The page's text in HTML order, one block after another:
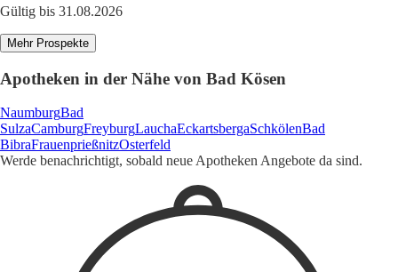
Gültig bis 31.08.2026
Mehr Prospekte
Apotheken in der Nähe von Bad Kösen
NaumburgBad
SulzaCamburgFreyburgLauchaEckartsbergaSchkölenBad
BibraFrauenprießnitzOsterfeld
Werde benachrichtigt, sobald neue Apotheken Angebote da sind.